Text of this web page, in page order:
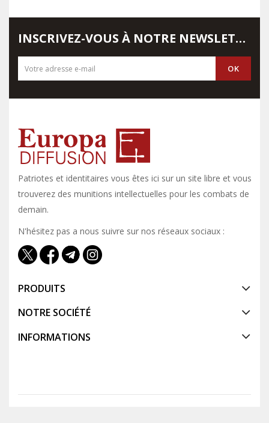
INSCRIVEZ-VOUS À NOTRE NEWSLETTER
Patriotes et identitaires vous êtes ici sur un site libre et vous y
trouverez des munitions intellectuelles pour les combats de
demain.
N'hésitez pas a nous suivre sur nos réseaux sociaux :
PRODUITS
NOTRE SOCIÉTÉ
INFORMATIONS